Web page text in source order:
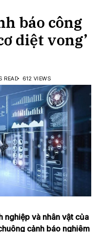
báo công
diệt vong’
READ 612 VIEWS
nghiệp và nhân vật của
cảnh báo nghiêm